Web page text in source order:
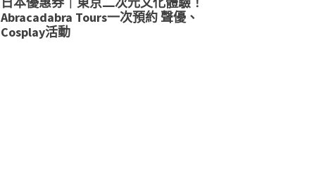
Abracadabra Tours一次預約 聲優、
Cosplay活動